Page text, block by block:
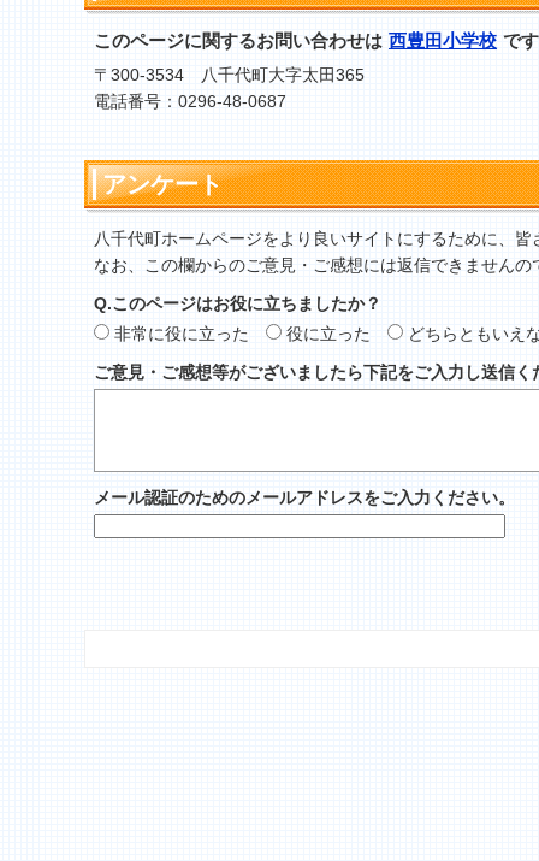
このページに関するお問い合わせは 西豊田小学校 で
〒300-3534 八千代町大字太田365
電話番号：0296-48-0687
アンケート
八千代町ホームページをより良いサイトにするために、
なお、この欄からのご意見・ご感想には返信できませんの
Q.このページはお役に立ちましたか？
非常に役に立った
役に立った
どちらともいえ
ご意見・ご感想等がございましたら下記をご入力し送信く
メール認証のためのメールアドレスをご入力ください。